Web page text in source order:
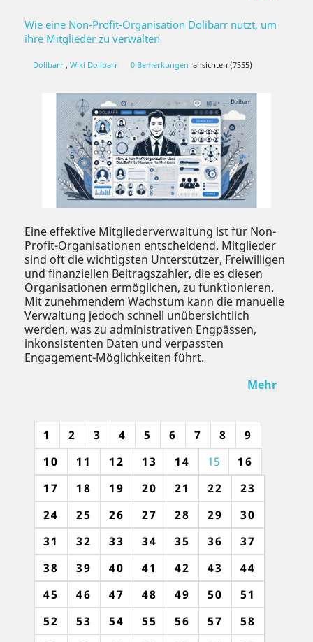
Wie eine Non-Profit-Organisation Dolibarr nutzt, um
ihre Mitglieder zu verwalten
Dolibarr , Wiki Dolibarr 0 Bemerkungen ansichten (7555)
Eine effektive Mitgliederverwaltung ist für Non-
Profit-Organisationen entscheidend. Mitglieder
sind oft die wichtigsten Unterstützer, Freiwilligen
und finanziellen Beitragszahler, die es diesen
Organisationen ermöglichen, zu funktionieren.
Mit zunehmendem Wachstum kann die manuelle
Verwaltung jedoch schnell unübersichtlich
werden, was zu administrativen Engpässen,
inkonsistenten Daten und verpassten
Engagement-Möglichkeiten führt.
Mehr
1 2 3 4 5 6 7 8
9
10
11 12 13 14 15
16
17
18 19 20 21 22
23
24
25 26 27 28 29
30
31
32 33 34 35 36
37
38
39 40 41 42 43
44
45
46 47 48 49 50
51
52
53 54 55 56 57
58